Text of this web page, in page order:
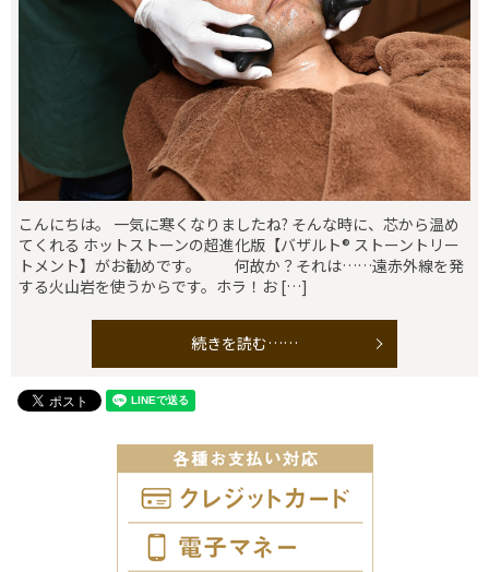
こんにちは。 一気に寒くなりましたね? そんな時に、芯から温め
てくれる ホットストーンの超進化版【バザルト®︎ ストーントリー
トメント】がお勧めです。 何故か？それは……遠赤外線を発
する火山岩を使うからです。ホラ！お […]
続きを読む……